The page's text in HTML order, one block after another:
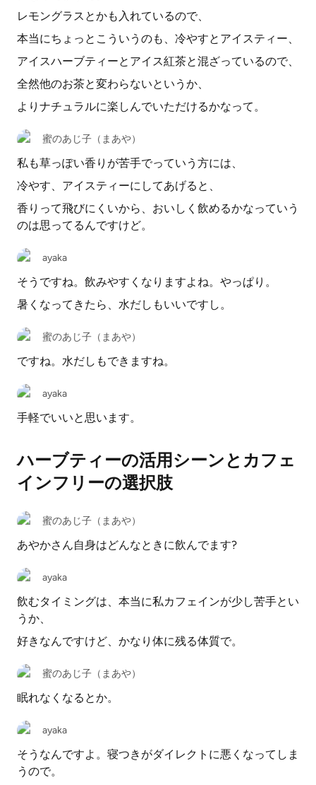
レモングラスとかも入れているので、
本当にちょっとこういうのも、冷やすとアイスティー、
アイスハーブティーとアイス紅茶と混ざっているので、
全然他のお茶と変わらないというか、
よりナチュラルに楽しんでいただけるかなって。
蜜のあじ子（まあや）
私も草っぽい香りが苦手でっていう方には、
冷やす、アイスティーにしてあげると、
香りって飛びにくいから、おいしく飲めるかなっていう
のは思ってるんですけど。
ayaka
そうですね。飲みやすくなりますよね。やっぱり。
暑くなってきたら、水だしもいいですし。
蜜のあじ子（まあや）
ですね。水だしもできますね。
ayaka
手軽でいいと思います。
ハーブティーの活用シーンとカフェ
インフリーの選択肢
蜜のあじ子（まあや）
あやかさん自身はどんなときに飲んでます?
ayaka
飲むタイミングは、本当に私カフェインが少し苦手とい
うか、
好きなんですけど、かなり体に残る体質で。
蜜のあじ子（まあや）
眠れなくなるとか。
ayaka
そうなんですよ。寝つきがダイレクトに悪くなってしま
うので。